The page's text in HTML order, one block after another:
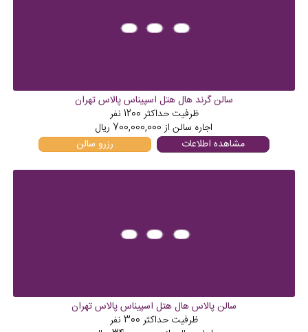
سالن گرند هال هتل اسپیناس پالاس تهران
ظرفیت حداکثر 1200 نفر
اجاره سالن از700,000,000 ریال
مشاهده اطلاعات
رزرو سالن
سالن پالاس هال هتل اسپیناس پالاس تهران
ظرفیت حداکثر 300 نفر